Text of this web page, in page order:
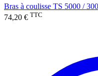
Bras à coulisse TS 5000 /
74,20 € TTC